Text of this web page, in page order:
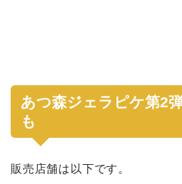
あつ森ジェラピケ第2
も
販売店舗は以下です。